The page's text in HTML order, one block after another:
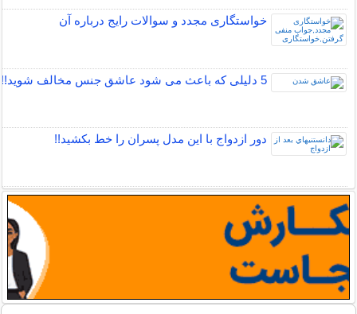
خواستگاری مجدد و سوالات رایج درباره آن
5 دلیلی که باعث می شود عاشق جنس مخالف شوید!!
دور ازدواج با این مدل پسران را خط بکشید!!